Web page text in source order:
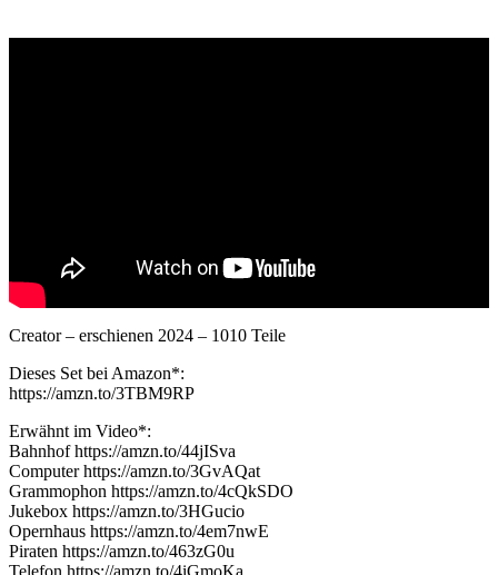
Creator – erschienen 2024 – 1010 Teile
Dieses Set bei Amazon*:
https://amzn.to/3TBM9RP
Erwähnt im Video*:
Bahnhof https://amzn.to/44jISva
Computer https://amzn.to/3GvAQat
Grammophon https://amzn.to/4cQkSDO
Jukebox https://amzn.to/3HGucio
Opernhaus https://amzn.to/4em7nwE
Piraten https://amzn.to/463zG0u
Telefon https://amzn.to/4iGmoKa